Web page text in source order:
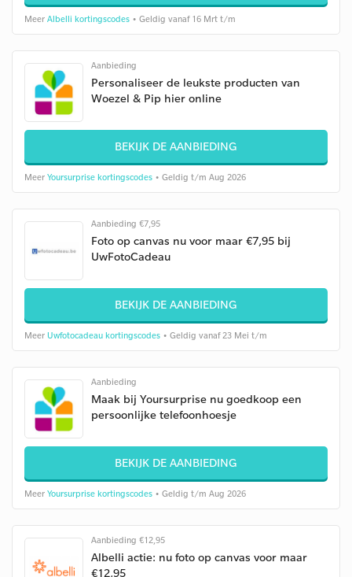
Meer Albelli kortingscodes • Geldig vanaf 16 Mrt t/m
Aanbieding
Personaliseer de leukste producten van
Woezel & Pip hier online
BEKIJK DE AANBIEDING
Meer Yoursurprise kortingscodes • Geldig t/m Aug 2026
Aanbieding €7,95
Foto op canvas nu voor maar €7,95 bij
UwFotoCadeau
BEKIJK DE AANBIEDING
Meer Uwfotocadeau kortingscodes • Geldig vanaf 23 Mei t/m
Aanbieding
Maak bij Yoursurprise nu goedkoop een
persoonlijke telefoonhoesje
BEKIJK DE AANBIEDING
Meer Yoursurprise kortingscodes • Geldig t/m Aug 2026
Aanbieding €12,95
Albelli actie: nu foto op canvas voor maar
€12,95